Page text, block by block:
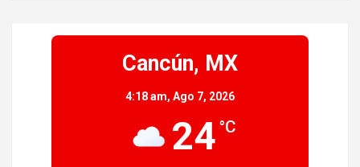
Cancún, MX
4:18 am, Ago 7, 2026
24 °C